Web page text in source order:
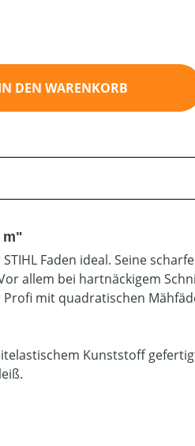
Wert
DEN WARENKORB
m"
Faden ideal. Seine
allem bei hartnäckigem
mit quadratischen
Kunststoff